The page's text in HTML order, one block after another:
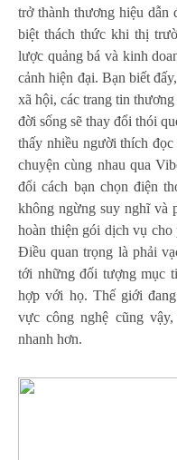
trở thành thương hiệu dẫn
biệt thách thức khi thị
lược quảng bá và kinh
cảnh hiện đại. Bạn biết
xã hội, các trang tin
đời sống sẽ thay đổi thói
thấy nhiều người thích
chuyện cùng nhau qua
đổi cách bạn chọn điện
không ngừng suy nghĩ và
hoàn thiện gói dịch vụ
Điều quan trọng là phải
tới những đối tượng mục
hợp với họ. Thế giới
vực công nghệ cũng
nhanh hơn.